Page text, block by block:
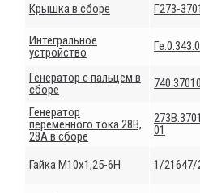
Крышка в сборе Г273-
Интегральное
устройство
Генератор с пальцем в
сборе
Генератор
переменного тока 28В,
28А в сборе
01
Гайка М10х1,25-6Н 1/21647/